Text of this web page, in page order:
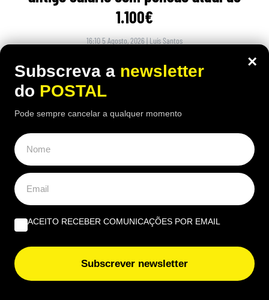
1.100€
16:10 5 Agosto, 2026|Luís Santos
Reformada espanhola revela como consegue gerir
mensalmente uma pensão de 1.100 euros perante
preços cada vez mais elevados
×
Subscreva a newsletter
do POSTAL
Pode sempre cancelar a qualquer momento
ACEITO RECEBER COMUNICAÇÕES POR EMAIL
Subscrever newsletter